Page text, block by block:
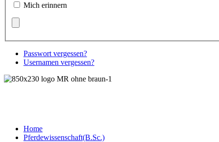
Mich erinnern
Passwort vergessen?
Usernamen vergessen?
Home
Pferdewissenschaft(B.Sc.)